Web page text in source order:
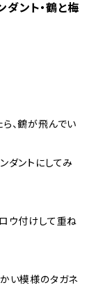
ント・鶴と梅
、鶴が飛んでい
ダントにしてみ
ウ付けして重ね
い模様のタガネ